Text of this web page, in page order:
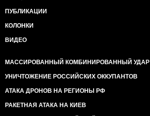
ПУБЛИКАЦИИ
КОЛОНКИ
ВИДЕО
МАССИРОВАННЫЙ КОМБИНИРОВАННЫЙ УДАР
УНИЧТОЖЕНИЕ РОССИЙСКИХ ОККУПАНТОВ
АТАКА ДРОНОВ НА РЕГИОНЫ РФ
РАКЕТНАЯ АТАКА НА КИЕВ